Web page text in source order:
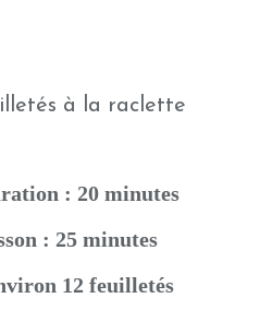
: 20 minutes
: 25 minutes
12 feuilletés